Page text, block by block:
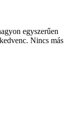
egyszerűen
Nincs más